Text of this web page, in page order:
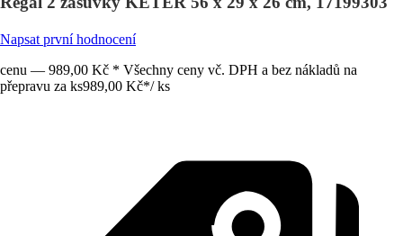
Napsat první hodnocení
cenu — 989,00 Kč * Všechny ceny vč. DPH a bez nákladů na
přepravu za ks989,00 Kč*/ ks